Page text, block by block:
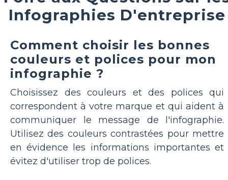
Infographies D'entreprise
Comment choisir les bonnes
couleurs et polices pour mon
infographie ?
Choisissez des couleurs et des polices qui
correspondent à votre marque et qui aident à
communiquer le message de l'infographie.
Utilisez des couleurs contrastées pour mettre
en évidence les informations importantes et
évitez d'utiliser trop de polices.